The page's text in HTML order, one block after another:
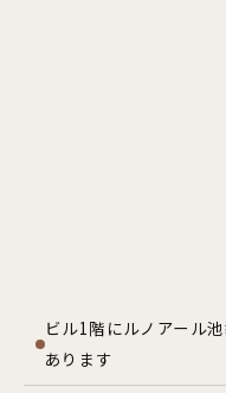
ビル1階にルノアール
あります